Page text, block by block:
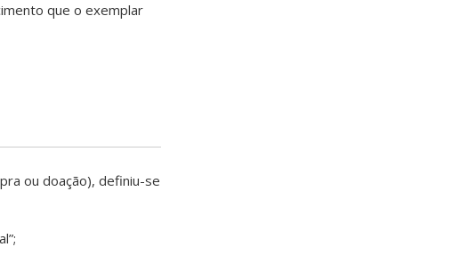
que o exemplar
ou doação), definiu-se